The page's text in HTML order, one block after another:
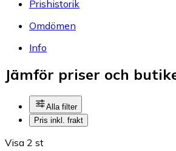
Prishistorik
Omdömen
Info
Jämför priser och
Alla filter
Pris inkl. frakt
Visa 2 st